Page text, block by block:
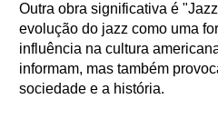
Outra obra significativa é
evolução do jazz como uma
influência na cultura
informam, mas também
sociedade e a história.